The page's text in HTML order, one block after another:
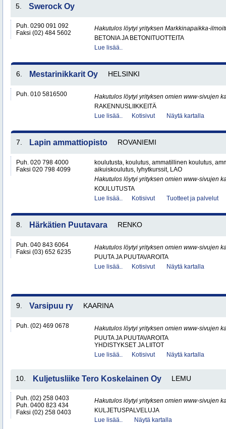
5. Swerock Oy
Puh. 0290 091 092
Faksi (02) 484 5602
Hakutulos löytyi yrityksen Markkinapaikka-
BETONIA JA BETONITUOTTEITA
Lue lisää..
6. Mestarinikkarit Oy HELSINKI
Puh. 010 5816500
Hakutulos löytyi yrityksen omien www-sivujen
RAKENNUSLIIKKEITÄ
Lue lisää..
Kotisivut Näytä kartalla
7. Lapin ammattiopisto ROVANIEMI
Puh. 020 798 4000
Faksi 020 798 4099
koulutusta, koulutus, ammatillinen koulutus,
aikuiskoulutus, lyhytkurssit, LAO
Hakutulos löytyi yrityksen omien www-sivujen
KOULUTUSTA
Lue lisää..
Kotisivut Tuotteet ja palvelut
8. Härkätien Puutavara RENKO
Puh. 040 843 6064
Faksi (03) 652 6235
Hakutulos löytyi yrityksen omien www-sivujen
PUUTA JA PUUTAVAROITA
Lue lisää..
Kotisivut Näytä kartalla
9. Varsipuu ry KAARINA
Puh. (02) 469 0678
Hakutulos löytyi yrityksen omien www-sivujen
PUUTA JA PUUTAVAROITA
YHDISTYKSET JA LIITOT
Lue lisää..
Kotisivut Näytä kartalla
10. Kuljetusliike Tero Koskelainen Oy LEMU
Puh. (02) 258 0403
Puh. 0400 823 434
Faksi (02) 258 0403
Hakutulos löytyi yrityksen omien www-sivujen
KULJETUSPALVELUJA
Lue lisää..
Näytä kartalla